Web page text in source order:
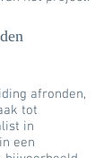
afronden,
tot
in
een